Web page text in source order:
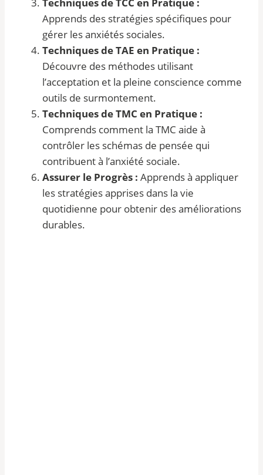
Apprends des stratégies spécifiques pour
gérer les anxiétés sociales.
Techniques de TAE en Pratique :
Découvre des méthodes utilisant
l’acceptation et la pleine conscience comme
outils de surmontement.
Techniques de TMC en Pratique :
Comprends comment la TMC aide à
contrôler les schémas de pensée qui
contribuent à l’anxiété sociale.
Assurer le Progrès : Apprends à appliquer
les stratégies apprises dans la vie
quotidienne pour obtenir des améliorations
durables.